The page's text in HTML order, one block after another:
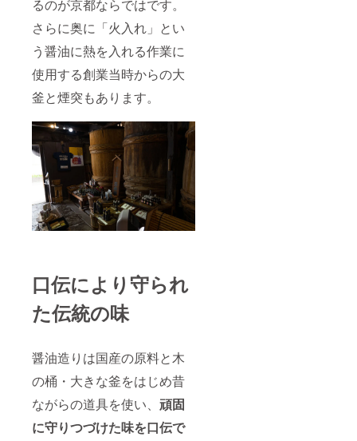
るのが京都ならではです。
さらに奥に「火入れ」とい
う醤油に熱を入れる作業に
使用する創業当時からの大
釜と煙突もあります。
口伝により守られ
た伝統の味
醤油造りは国産の原料と木
の桶・大きな釜をはじめ昔
ながらの道具を使い、 頑固
に守りつづけた味を口伝で